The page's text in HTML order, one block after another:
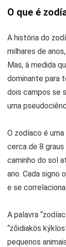
O que é
A história do
milhares de
Mas, à medida
dominante para
dois campos se
uma
O zodíaco é
cerca de 8
caminho do sol
ano. Cada signo
e se
A palavra
“zōidiakòs
pequenos